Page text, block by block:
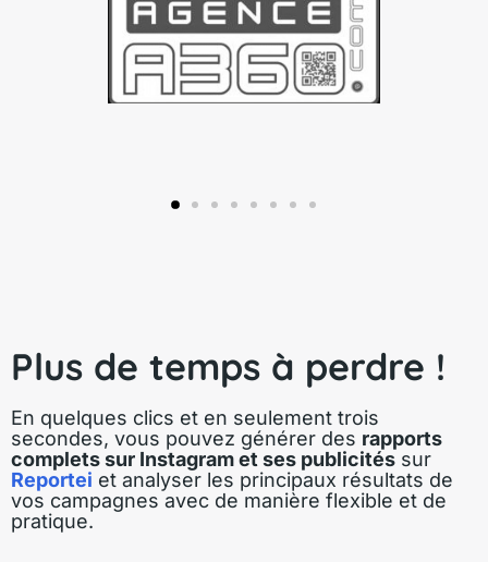
Plus de temps à perdre !
En quelques clics et en seulement trois
secondes, vous pouvez générer des rapports
complets sur Instagram et ses publicités sur
Reportei et analyser les principaux résultats de
vos campagnes avec de manière flexible et de
pratique.